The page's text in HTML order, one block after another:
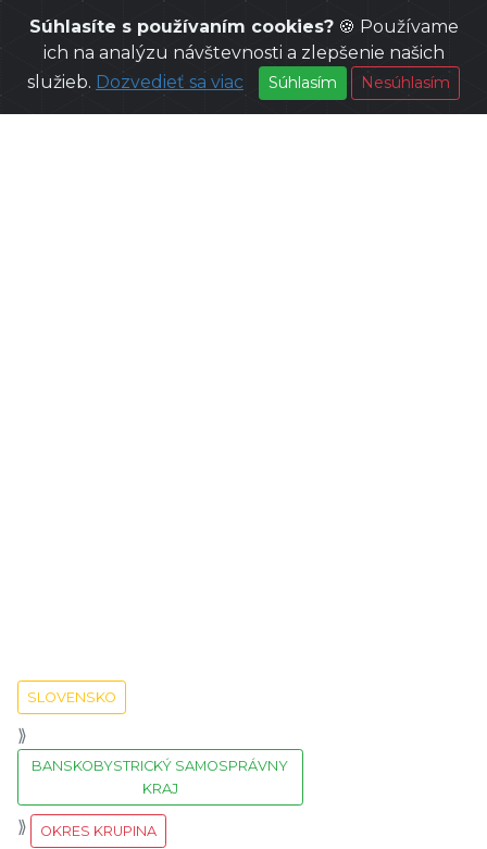
SLOVENSKO
BANSKOBYSTRICKÝ SAMOSPRÁVNY
KRAJ
OKRES KRUPINA
Súhlasíte s používaním cookies?🍪 Používame
ich na analýzu návštevnosti a zlepšenie našich
služieb. Dozvedieť sa viac Súhlasím Nesúhlasím